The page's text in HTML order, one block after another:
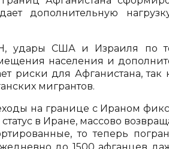
дополнительную
удары США и Израиля по
населения и
риски для Афганистана, так
мигрантов.
на границе с Ираном
в Иране, массово
то теперь